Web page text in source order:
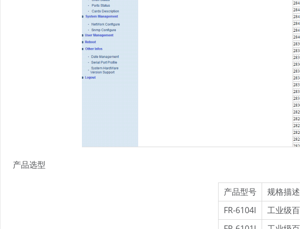
产品选型
产品型号
规格描述
FR-6104I
工业级